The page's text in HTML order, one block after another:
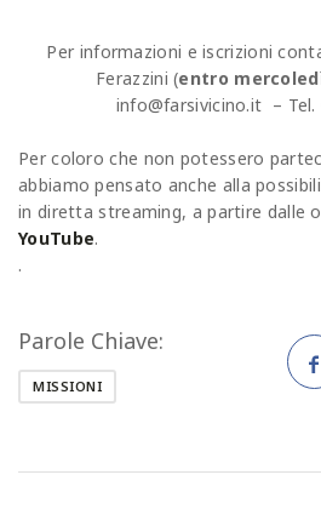
Per informazioni e iscrizioni
Ferazzini (entro
info@farsivicino.it – Tel.
Per coloro che non potessero
abbiamo pensato anche alla
in diretta streaming, a partire dalle
YouTube.
.
Parole Chiave:
MISSIONI